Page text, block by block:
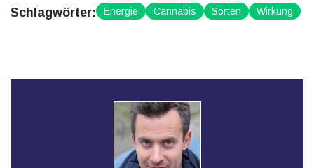
Schlagwörter: Energie Cannabis Sorten Wirkung